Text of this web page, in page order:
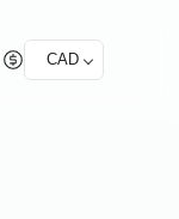
CAD